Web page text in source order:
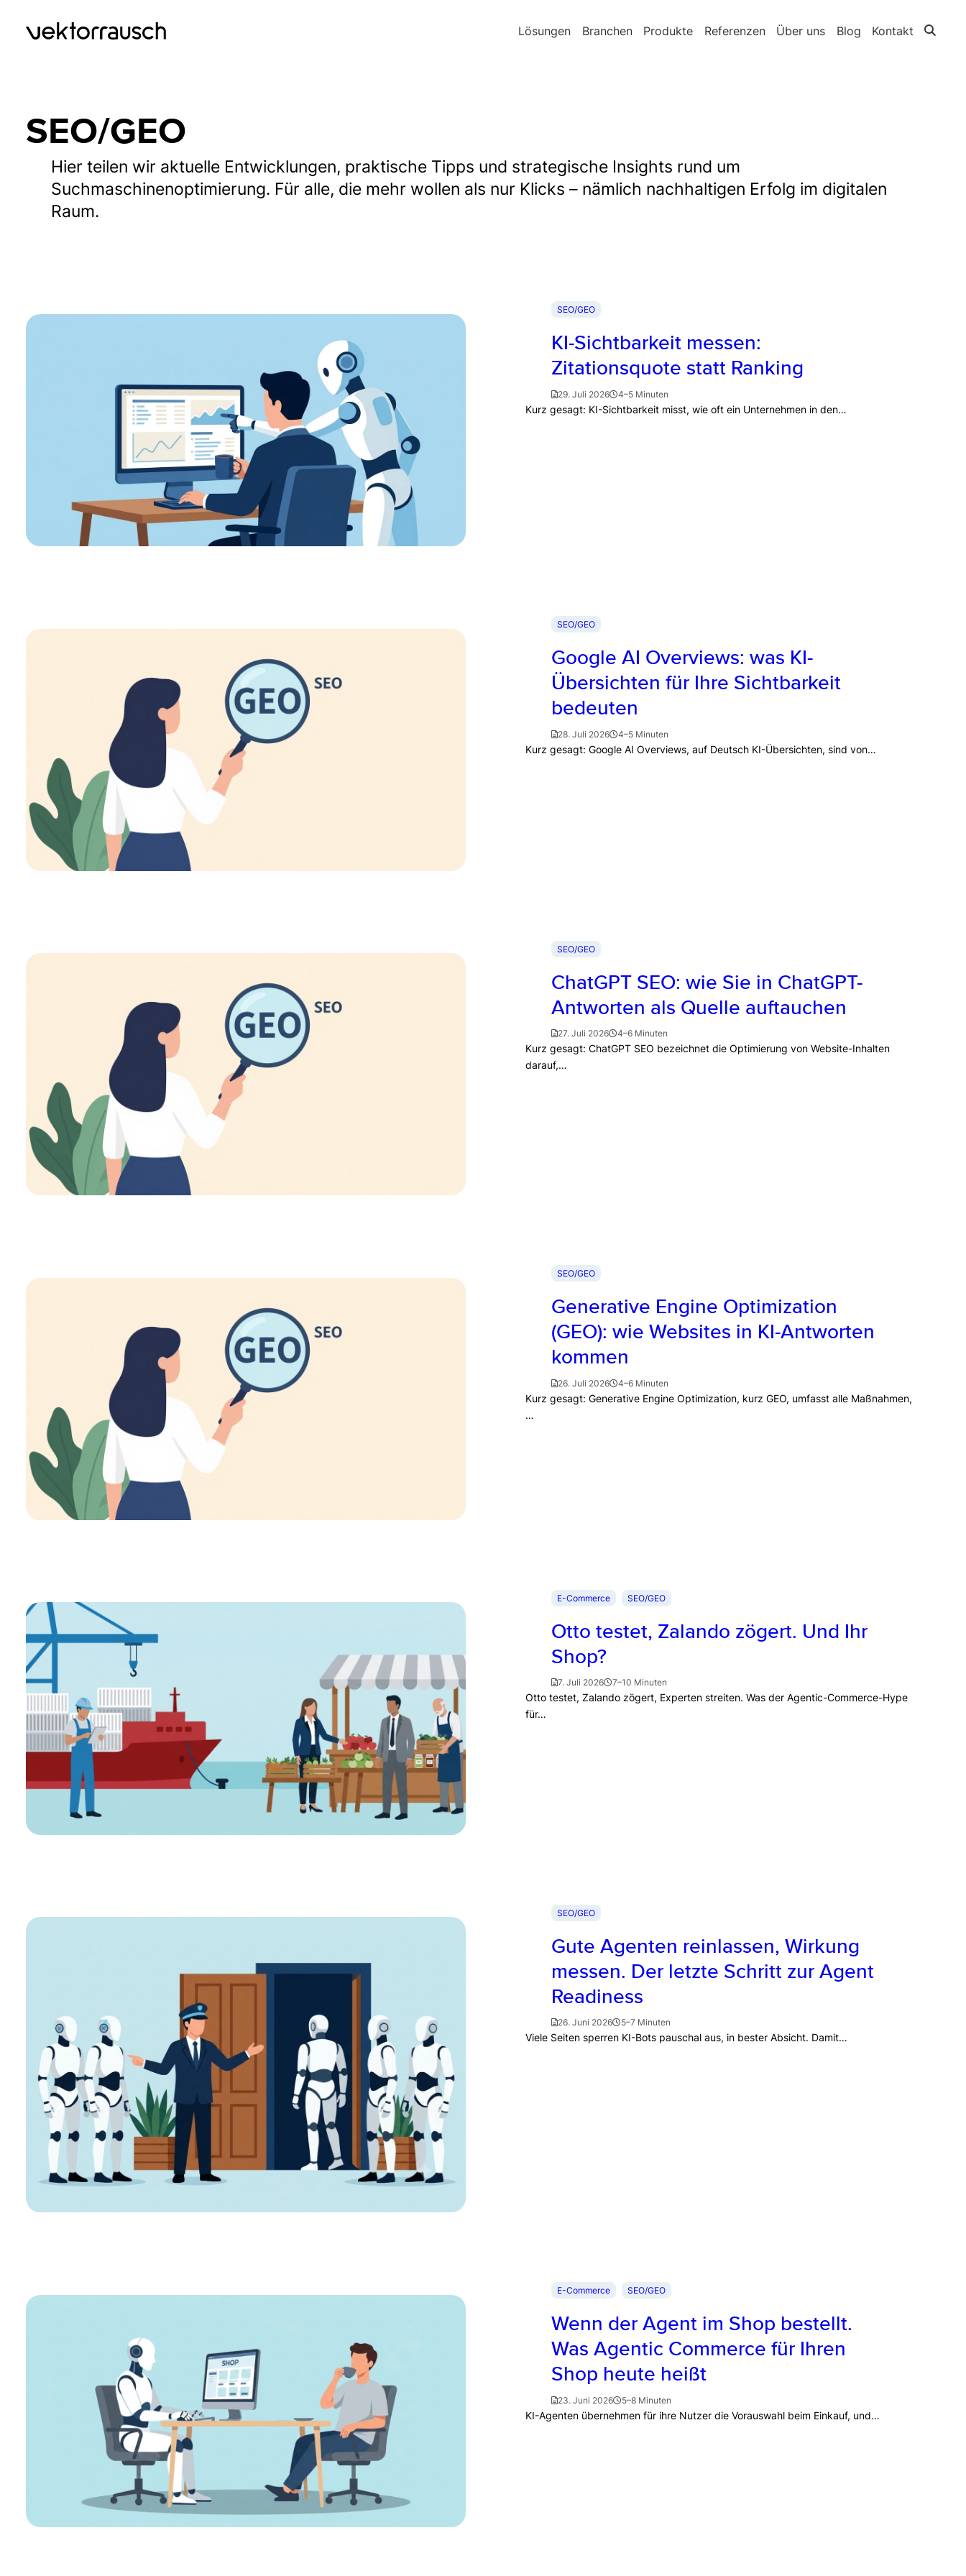
Inhalt
springen
Lösungen Branchen Produkte Referenzen Über uns Blog Kontakt
SEO/GEO
Hier teilen wir aktuelle Entwicklungen, praktische Tipps und strategische Insights rund um
Suchmaschinenoptimierung. Für alle, die mehr wollen als nur Klicks – nämlich nachhaltigen Erfolg im digitalen
Raum.
SEO/GEO
KI-Sichtbarkeit messen:
Zitationsquote statt Ranking
29. Juli 2026 4–5 Minuten
Kurz gesagt: KI-Sichtbarkeit misst, wie oft ein Unternehmen in den…
SEO/GEO
Google AI Overviews: was KI-
Übersichten für Ihre Sichtbarkeit
bedeuten
28. Juli 2026 4–5 Minuten
Kurz gesagt: Google AI Overviews, auf Deutsch KI-Übersichten, sind von…
SEO/GEO
ChatGPT SEO: wie Sie in ChatGPT-
Antworten als Quelle auftauchen
27. Juli 2026 4–6 Minuten
Kurz gesagt: ChatGPT SEO bezeichnet die Optimierung von Website-Inhalten
darauf,…
SEO/GEO
Generative Engine Optimization
(GEO): wie Websites in KI-Antworten
kommen
26. Juli 2026 4–6 Minuten
Kurz gesagt: Generative Engine Optimization, kurz GEO, umfasst alle Maßnahmen,
…
E-Commerce SEO/GEO
Otto testet, Zalando zögert. Und Ihr
Shop?
7. Juli 2026 7–10 Minuten
Otto testet, Zalando zögert, Experten streiten. Was der Agentic-Commerce-Hype
für…
SEO/GEO
Gute Agenten reinlassen, Wirkung
messen. Der letzte Schritt zur Agent
Readiness
26. Juni 2026 5–7 Minuten
Viele Seiten sperren KI-Bots pauschal aus, in bester Absicht. Damit…
E-Commerce SEO/GEO
Wenn der Agent im Shop bestellt.
Was Agentic Commerce für Ihren
Shop heute heißt
23. Juni 2026 5–8 Minuten
KI-Agenten übernehmen für ihre Nutzer die Vorauswahl beim Einkauf, und…